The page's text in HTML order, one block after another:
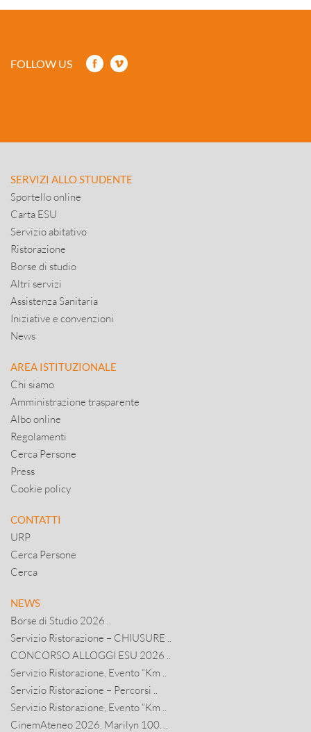
FOLLOW US
SERVIZI ALLO STUDENTE
Sportello online
Carta ESU
Servizio abitativo
Ristorazione
Borse di studio
Altri servizi
Assistenza Sanitaria
Iniziative e convenzioni
News
AREA ISTITUZIONALE
Chi siamo
Amministrazione trasparente
Albo online
Regolamenti
Cerca Persone
Press
Cookie policy
CONTATTI
URP
Cerca Persone
Cerca
NEWS
Borse di Studio 2026 ..
Servizio Ristorazione – CHIUSURE ..
CONCORSO ALLOGGI ESU 2026 ..
Servizio Ristorazione, Evento “Km ..
Servizio Ristorazione – Percorsi ..
Servizio Ristorazione, Evento “Km ..
CinemAteneo 2026. Marilyn 100. ..